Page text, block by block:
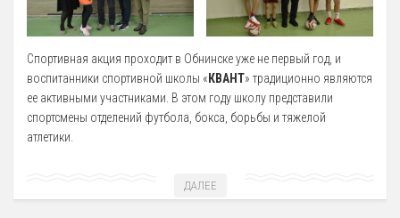
Спортивная акция проходит в Обнинске уже не первый год, и
воспитанники спортивной школы « КВАНТ» традиционно являются
ее активными участниками. В этом году школу представили
спортсмены отделений футбола, бокса, борьбы и тяжелой
атлетики.
ДАЛЕЕ